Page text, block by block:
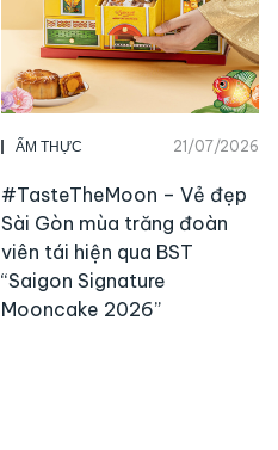
ẨM THỰC 21/07/2026
#TasteTheMoon – Vẻ đẹp
Sài Gòn mùa trăng đoàn
viên tái hiện qua BST
“Saigon Signature
Mooncake 2026”